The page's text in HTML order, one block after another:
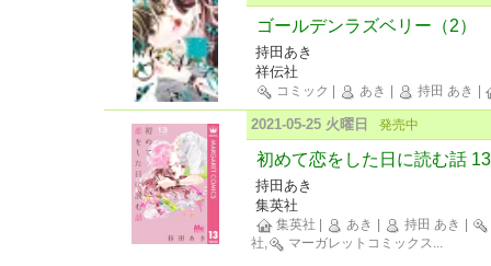
ゴールデンラズベリー（2）
持田あき
祥伝社
コミック あき 持田 あき
2021-05-25 火曜日 発売中
初めて恋をした日に読む話 13
持田あき
集英社
集英社 あき 持田 あき
社,
マーガレットコミックス...